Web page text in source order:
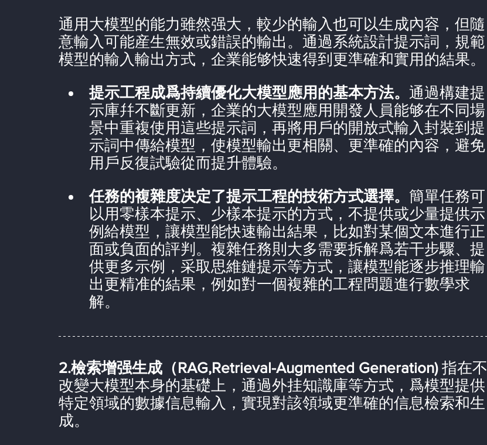
通用大模型的能力雖然强大，較少的輸入也可以生成內容，但隨
意輸入可能産生無效或錯誤的輸出。通過系統設計提示詞，規範
模型的輸入輸出方式，企業能够快速得到更準確和實用的結果。
提示工程成爲持續優化大模型應用的基本方法。 通過構建提
示庫幷不斷更新，企業的大模型應用開發人員能够在不同場
景中重複使用這些提示詞，再將用戶的開放式輸入封裝到提
示詞中傳給模型，使模型輸出更相關、更準確的內容，避免
用戶反復試驗從而提升體驗。
任務的複雜度决定了提示工程的技術方式選擇。 簡單任務可
以用零樣本提示、少樣本提示的方式，不提供或少量提供示
例給模型，讓模型能快速輸出結果，比如對某個文本進行正
面或負面的評判。複雜任務則大多需要拆解爲若干步驟、提
供更多示例，采取思維鏈提示等方式，讓模型能逐步推理輸
出更精准的結果，例如對一個複雜的工程問題進行數學求
解。
2.檢索增强生成（RAG,Retrieval-Augmented Generation) 指在不
改變大模型本身的基礎上，通過外挂知識庫等方式，爲模型提供
特定領域的數據信息輸入，實現對該領域更準確的信息檢索和生
成。